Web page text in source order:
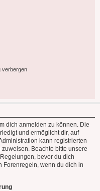
verbergen
dich anmelden zu können. Die
und ermöglicht dir, auf
kann registrierten
Beachte bitte unsere
bevor du dich
Forenregeln, wenn du dich in